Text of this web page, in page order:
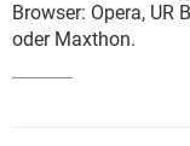
Browser: Opera, UR
oder Maxthon.